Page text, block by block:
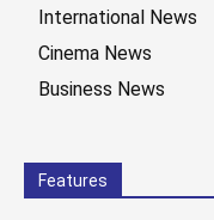
International News
Cinema News
Business News
Features